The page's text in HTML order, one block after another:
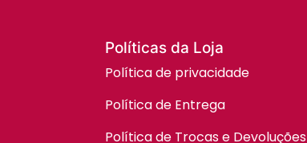
Políticas da Loja
Política de privacidade
Política de Entrega
Política de Trocas e Devoluções